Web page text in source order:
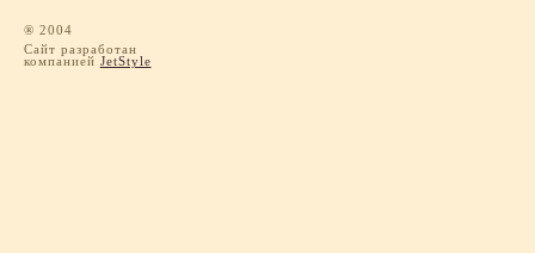
® 2004
Сайт разработан
компанией JetStyle